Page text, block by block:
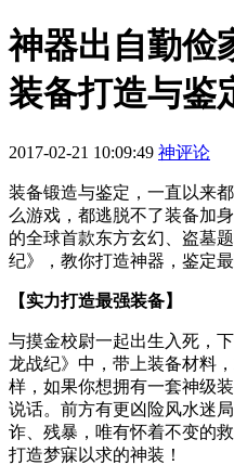
神器出自勤俭
装备打造与鉴
2017-02-21 10:09:49 神评论
装备锻造与鉴定，一直以来
么游戏，都逃脱不了装备加
的全球首款东方玄幻、盗墓
纪》，教你打造神器，鉴定最
【实力打造最强装备】
与摸金校尉一起出生入死，
龙战纪》中，带上装备材料
样，如果你想拥有一套神级
说话。前方有更凶险风水迷
诈、残暴，唯有怀着不变的
打造梦寐以求的神装！